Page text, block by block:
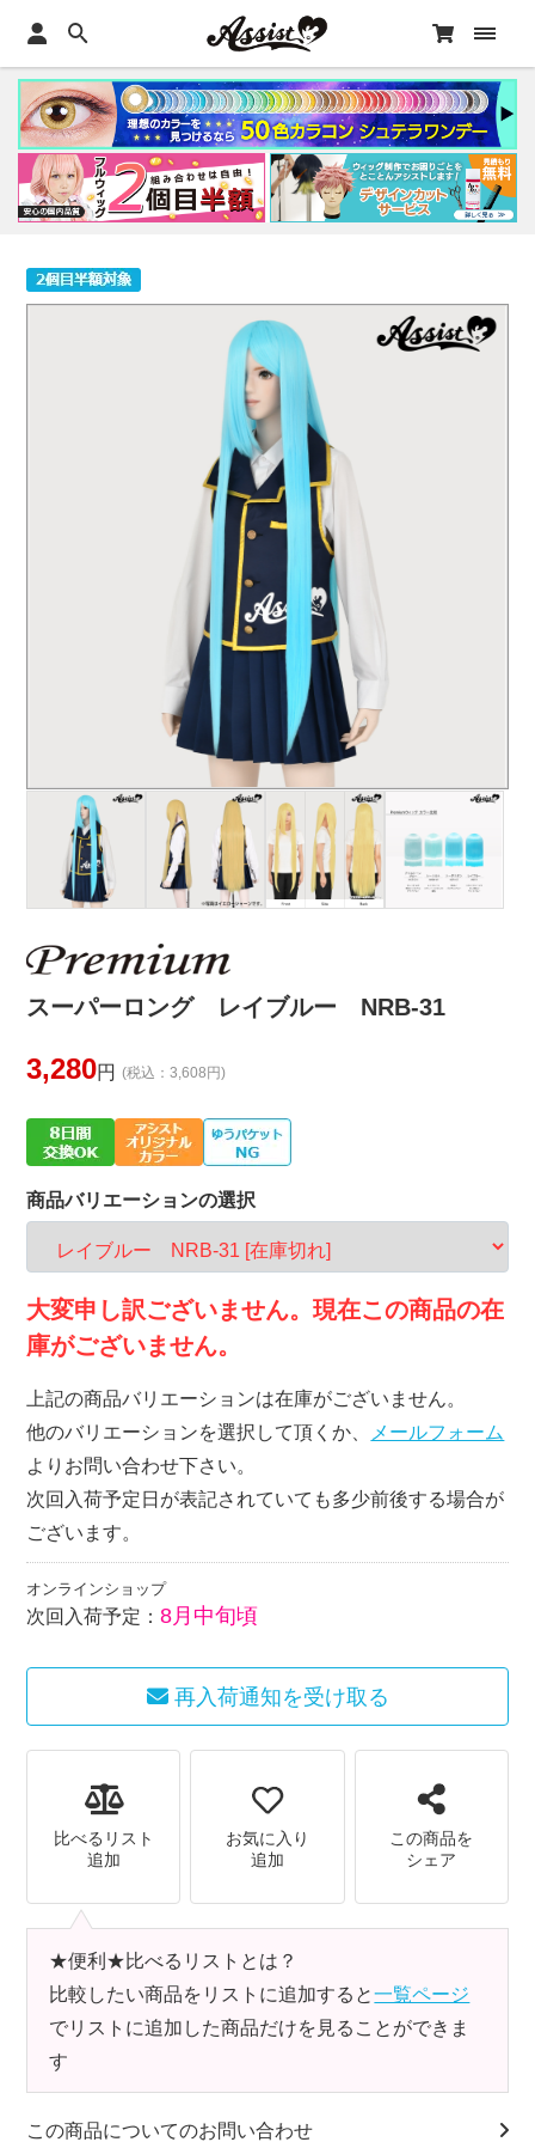
スーパーロング レイブルー NRB-31
3,280円 (税込：3,608円)
商品バリエーションの選択
大変申し訳ございません。現在この商品の在
庫がございません。
上記の商品バリエーションは在庫がございません。
他のバリエーションを選択して頂くか、 メールフォーム
よりお問い合わせ下さい。
次回入荷予定日が表記されていても多少前後する場合が
ございます。
オンラインショップ
次回入荷予定：8月中旬頃
再入荷通知を受け取る
比べるリスト
追加
お気に入り
追加
この商品を
シェア
★便利★比べるリストとは？
比較したい商品をリストに追加すると一覧ページ
でリストに追加した商品だけを見ることができま
す
この商品についてのお問い合わせ